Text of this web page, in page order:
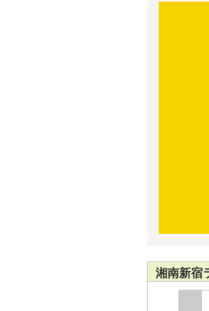
湘南新宿